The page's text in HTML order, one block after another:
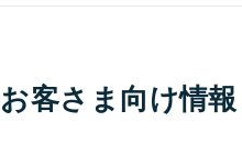
客さま向け情報